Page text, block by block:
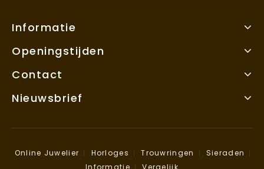
Informatie
Openingstijden
Contact
Nieuwsbrief
Online Juwelier Horloges Trouwringen
Sieraden
Informatie
Vergelijk